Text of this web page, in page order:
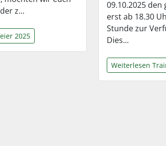
z...
2025
09.10.2025 den
erst ab 18.30
Stunde zur
Dies...
Weiterlesen